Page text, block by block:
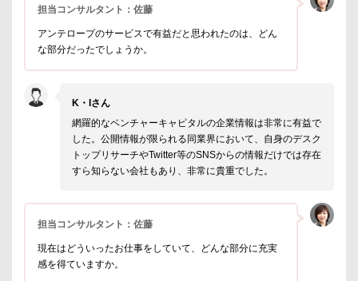
担当コンサルタント：佐藤
アンテロープのサービスで有益だと思われたのは、どん
な部分だったでしょうか。
K・Iさん
網羅的なベンチャーキャピタルの企業情報は非常に有益で
した。公開情報が限られる同業界において、自身のデスク
トップリサーチやTwitter等のSNSからの情報だけでは存在
すら知らない会社もあり、非常に貴重でした。
担当コンサルタント：佐藤
現在はどういったお仕事をしていて、どんな部分に充実
感を得ていますか。